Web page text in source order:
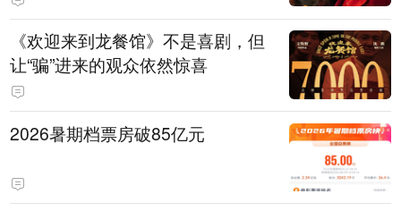
了，要不然又要出事”
《欢迎来到龙餐馆》不是喜剧，但
让“骗”进来的观众依然惊喜
2026暑期档票房破85亿元